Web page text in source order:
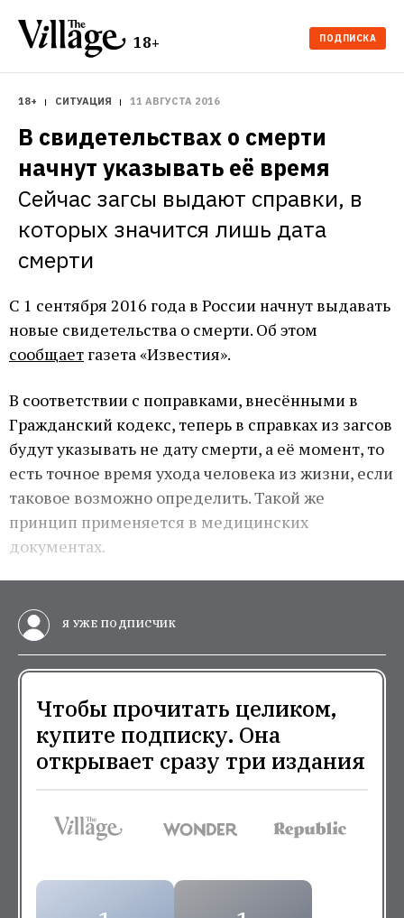
18+ ПОДПИСКА
18+ СИТУАЦИЯ 11 АВГУСТА 2016
В свидетельствах о смерти
начнут указывать её время
Сейчас загсы выдают справки, в
которых значится лишь дата
смерти
С 1 сентября 2016 года в России начнут выдавать
новые свидетельства о смерти. Об этом
сообщает газета «Известия».
В соответствии с поправками, внесёнными в
Гражданский кодекс, теперь в справках из загсов
будут указывать не дату смерти, а её момент, то
есть точное время ухода человека из жизни, если
таковое возможно определить. Такой же
принцип применяется в медицинских
документах.
Я УЖЕ ПОДПИСЧИК
Чтобы прочитать целиком,
купите подписку. Она
открывает сразу три издания